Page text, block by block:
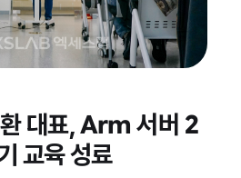
대표, Arm 서버 2
교육 성료